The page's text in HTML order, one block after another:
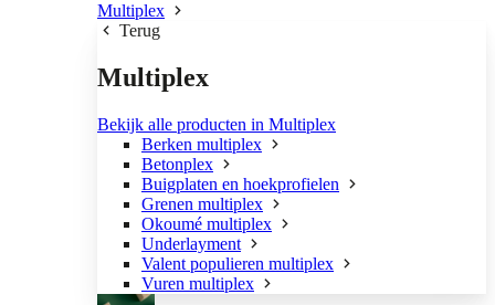
Multiplex
Terug
Multiplex
Bekijk alle producten in Multiplex
Berken multiplex
Betonplex
Buigplaten en hoekprofielen
Grenen multiplex
Okoumé multiplex
Underlayment
Valent populieren multiplex
Vuren multiplex